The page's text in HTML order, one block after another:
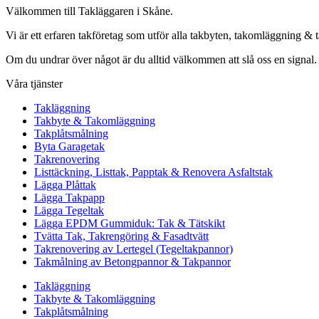
Välkommen till Takläggaren i Skåne.
Vi är ett erfaren takföretag som utför alla takbyten, takomläggning &
Om du undrar över något är du alltid välkommen att slå oss en signal.
Våra tjänster
Takläggning
Takbyte & Takomläggning
Takplåtsmålning
Byta Garagetak
Takrenovering
Listtäckning, Listtak, Papptak & Renovera Asfaltstak
Lägga Plåttak
Lägga Takpapp
Lägga Tegeltak
Lägga EPDM Gummiduk: Tak & Tätskikt
Tvätta Tak, Takrengöring & Fasadtvätt
Takrenovering av Lertegel (Tegeltakpannor)
Takmålning av Betongpannor & Takpannor
Takläggning
Takbyte & Takomläggning
Takplåtsmålning